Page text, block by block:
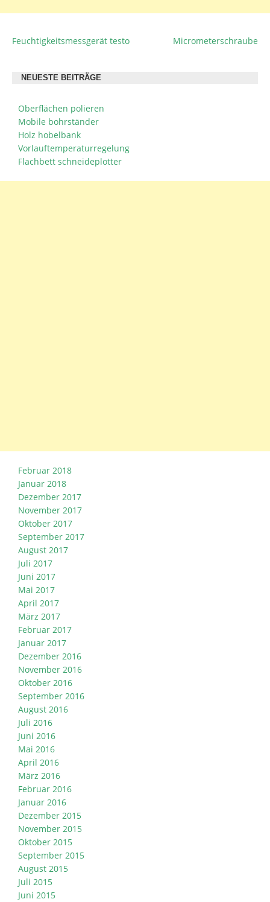
BEITRAGSNAVIGATION
Feuchtigkeitsmessgerät testo Micrometerschraube
NEUESTE BEITRÄGE
Oberflächen polieren
Mobile bohrständer
Holz hobelbank
Vorlauftemperaturregelung
Flachbett schneideplotter
Februar 2018
Januar 2018
Dezember 2017
November 2017
Oktober 2017
September 2017
August 2017
Juli 2017
Juni 2017
Mai 2017
April 2017
März 2017
Februar 2017
Januar 2017
Dezember 2016
November 2016
Oktober 2016
September 2016
August 2016
Juli 2016
Juni 2016
Mai 2016
April 2016
März 2016
Februar 2016
Januar 2016
Dezember 2015
November 2015
Oktober 2015
September 2015
August 2015
Juli 2015
Juni 2015